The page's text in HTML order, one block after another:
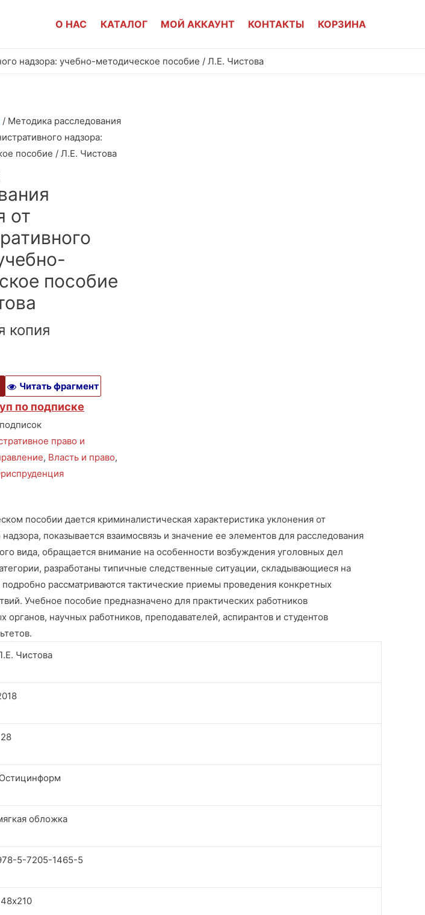
О НАС КАТАЛОГ МОЙ АККАУНТ КОНТАКТЫ КОРЗИНА
надзора: учебно-методическое пособие / Л.Е. Чистова
/ Методика расследования
надзора:
пособие / Л.Е. Чистова
от
пособие
копия
Читать фрагмент
по подписке
право и
, Власть и право,
пособии дается криминалистическая характеристика уклонения от
показывается взаимосвязь и значение ее элементов для расследования
вида, обращается внимание на особенности возбуждения уголовных дел
разработаны типичные следственные ситуации, складывающиеся на
рассматриваются тактические приемы проведения конкретных
Учебное пособие предназначено для практических работников
органов, научных работников, преподавателей, аспирантов и студентов
Чистова
обложка
5-7205-1465-5